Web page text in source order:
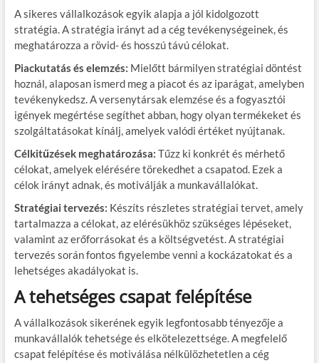
A sikeres vállalkozások egyik alapja a jól kidolgozott
stratégia. A stratégia irányt ad a cég tevékenységeinek, és
meghatározza a rövid- és hosszú távú célokat.
Piackutatás és elemzés: Mielőtt bármilyen stratégiai döntést
hoznál, alaposan ismerd meg a piacot és az iparágat, amelyben
tevékenykedsz. A versenytársak elemzése és a fogyasztói
igények megértése segíthet abban, hogy olyan termékeket és
szolgáltatásokat kínálj, amelyek valódi értéket nyújtanak.
Célkitűzések meghatározása: Tűzz ki konkrét és mérhető
célokat, amelyek elérésére törekedhet a csapatod. Ezek a
célok irányt adnak, és motiválják a munkavállalókat.
Stratégiai tervezés: Készíts részletes stratégiai tervet, amely
tartalmazza a célokat, az elérésükhöz szükséges lépéseket,
valamint az erőforrásokat és a költségvetést. A stratégiai
tervezés során fontos figyelembe venni a kockázatokat és a
lehetséges akadályokat is.
A tehetséges csapat felépítése
A vállalkozások sikerének egyik legfontosabb tényezője a
munkavállalók tehetsége és elkötelezettsége. A megfelelő
csapat felépítése és motiválása nélkülözhetetlen a cég